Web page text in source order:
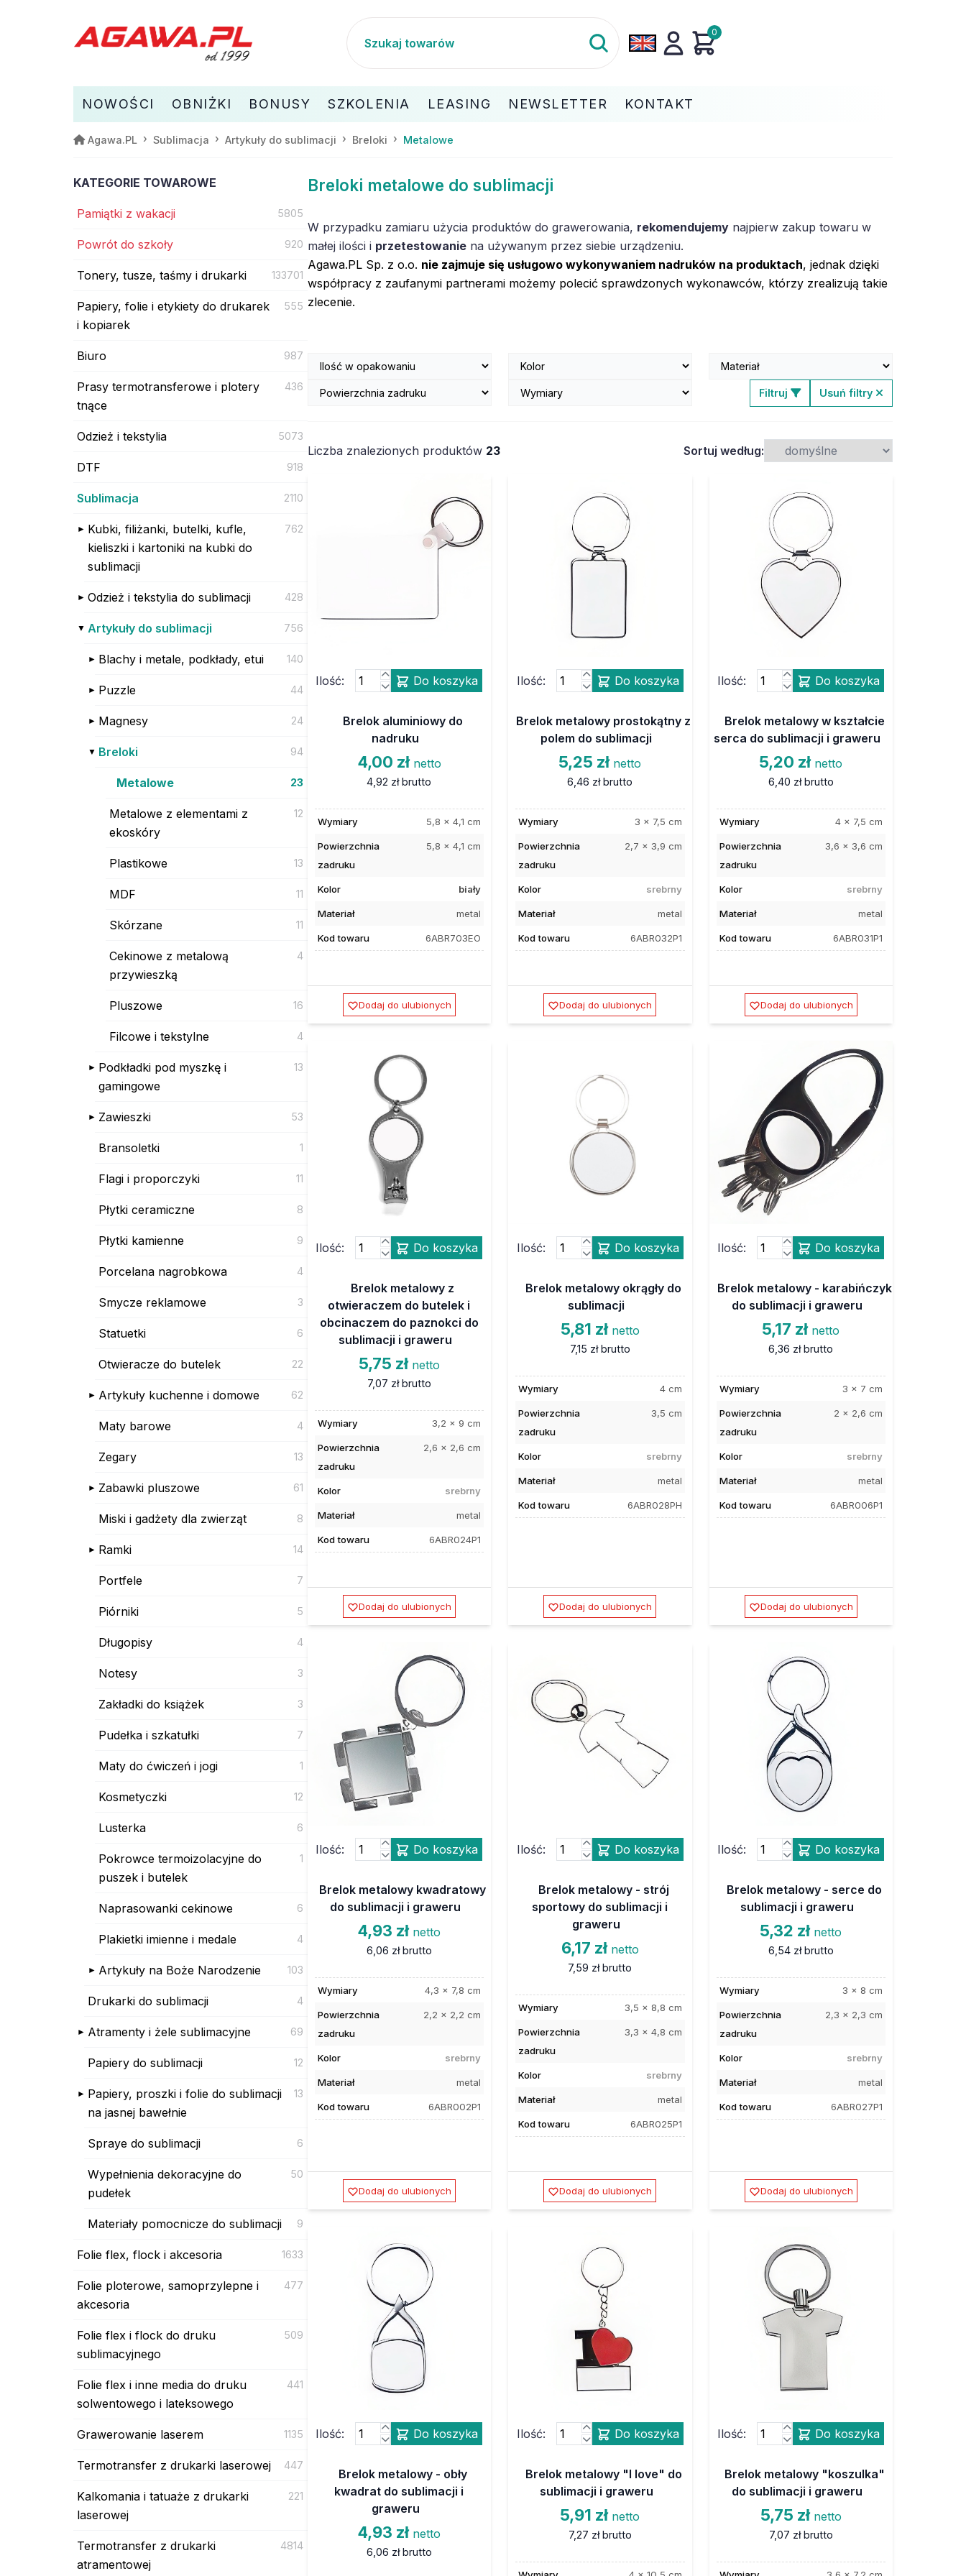
0
NOWOŚCI OBNIŻKI BONUSY SZKOLENIA LEASING NEWSLETTER KONTAKT
Agawa.PL Sublimacja Artykuły do sublimacji Breloki Metalowe
KATEGORIE TOWAROWE
Pamiątki z wakacji 5805
Powrót do szkoły 920
Tonery, tusze, taśmy i drukarki 133701
Papiery, folie i etykiety do drukarek
i kopiarek
555
Biuro 987
Prasy termotransferowe i plotery
tnące
436
Odzież i tekstylia 5073
DTF 918
Sublimacja 2110
Kubki, filiżanki, butelki, kufle,
kieliszki i kartoniki na kubki do
sublimacji
762
Odzież i tekstylia do sublimacji 428
Artykuły do sublimacji 756
Blachy i metale, podkłady, etui 140
Puzzle 44
Magnesy 24
Breloki 94
Metalowe 23
Metalowe z elementami z
ekoskóry
12
Plastikowe 13
MDF 11
Skórzane 11
Cekinowe z metalową
przywieszką
4
Pluszowe 16
Filcowe i tekstylne 4
Podkładki pod myszkę i
gamingowe
13
Zawieszki 53
Bransoletki 1
Flagi i proporczyki 11
Płytki ceramiczne 8
Płytki kamienne 9
Porcelana nagrobkowa 4
Smycze reklamowe 3
Statuetki 6
Otwieracze do butelek 22
Artykuły kuchenne i domowe 62
Maty barowe 4
Zegary 13
Zabawki pluszowe 61
Miski i gadżety dla zwierząt 8
Ramki 14
Portfele 7
Piórniki 5
Długopisy 4
Notesy 3
Zakładki do książek 3
Pudełka i szkatułki 7
Maty do ćwiczeń i jogi 1
Kosmetyczki 12
Lusterka 6
Pokrowce termoizolacyjne do
puszek i butelek
1
Naprasowanki cekinowe 6
Plakietki imienne i medale 4
Artykuły na Boże Narodzenie 103
Drukarki do sublimacji 4
Atramenty i żele sublimacyjne 69
Papiery do sublimacji 12
Papiery, proszki i folie do sublimacji
na jasnej bawełnie
13
Spraye do sublimacji 6
Wypełnienia dekoracyjne do
pudełek
50
Materiały pomocnicze do sublimacji 9
Folie flex, flock i akcesoria 1633
Folie ploterowe, samoprzylepne i
akcesoria
477
Folie flex i flock do druku
sublimacyjnego
509
Folie flex i inne media do druku
solwentowego i lateksowego
441
Grawerowanie laserem 1135
Termotransfer z drukarki laserowej 447
Kalkomania i tatuaże z drukarki
laserowej
221
Termotransfer z drukarki
atramentowej
4814
Breloki metalowe do sublimacji
W przypadku zamiaru użycia produktów do grawerowania, rekomendujemynajpierw zakup towaru w
małej ilości i przetestowaniena używanym przez siebie urządzeniu.
Agawa.PL Sp. z o.o. nie zajmuje się usługowo wykonywaniem nadruków na produktach, jednak dzięki
współpracy z zaufanymi partnerami możemy polecić sprawdzonych wykonawców, którzy zrealizują takie
zlecenie.
Filtruj Usuń filtry
Liczba znalezionych produktów 23 Sortuj według:
Ilość: Do koszyka
Brelok aluminiowy do
nadruku
4,00 zł netto
4,92 zł brutto
Wymiary 5,8 x 4,1 cm
Powierzchnia
zadruku
5,8 x 4,1 cm
Kolor biały
Materiał metal
Kod towaru 6ABR703EO
Dodaj do ulubionych
Ilość: Do koszyka
Brelok metalowy prostokątny z
polem do sublimacji
5,25 zł netto
6,46 zł brutto
Wymiary 3 x 7,5 cm
Powierzchnia
zadruku
2,7 x 3,9 cm
Kolor srebrny
Materiał metal
Kod towaru 6ABR032P1
Dodaj do ulubionych
Ilość: Do koszyka
Brelok metalowy w kształcie
serca do sublimacji i graweru
5,20 zł netto
6,40 zł brutto
Wymiary 4 x 7,5 cm
Powierzchnia
zadruku
3,6 x 3,6 cm
Kolor srebrny
Materiał metal
Kod towaru 6ABR031P1
Dodaj do ulubionych
Ilość: Do koszyka
Brelok metalowy z
otwieraczem do butelek i
obcinaczem do paznokci do
sublimacji i graweru
5,75 zł netto
7,07 zł brutto
Wymiary 3,2 x 9 cm
Powierzchnia
zadruku
2,6 x 2,6 cm
Kolor srebrny
Materiał metal
Kod towaru 6ABR024P1
Dodaj do ulubionych
Ilość: Do koszyka
Brelok metalowy okrągły do
sublimacji
5,81 zł netto
7,15 zł brutto
Wymiary 4 cm
Powierzchnia
zadruku
3,5 cm
Kolor srebrny
Materiał metal
Kod towaru 6ABR028PH
Dodaj do ulubionych
Ilość: Do koszyka
Brelok metalowy - karabińczyk
do sublimacji i graweru
5,17 zł netto
6,36 zł brutto
Wymiary 3 x 7 cm
Powierzchnia
zadruku
2 x 2,6 cm
Kolor srebrny
Materiał metal
Kod towaru 6ABR006P1
Dodaj do ulubionych
Ilość: Do koszyka
Brelok metalowy kwadratowy
do sublimacji i graweru
4,93 zł netto
6,06 zł brutto
Wymiary 4,3 x 7,8 cm
Powierzchnia
zadruku
2,2 x 2,2 cm
Kolor srebrny
Materiał metal
Kod towaru 6ABR002P1
Dodaj do ulubionych
Ilość: Do koszyka
Brelok metalowy - strój
sportowy do sublimacji i
graweru
6,17 zł netto
7,59 zł brutto
Wymiary 3,5 x 8,8 cm
Powierzchnia
zadruku
3,3 x 4,8 cm
Kolor srebrny
Materiał metal
Kod towaru 6ABR025P1
Dodaj do ulubionych
Ilość: Do koszyka
Brelok metalowy - serce do
sublimacji i graweru
5,32 zł netto
6,54 zł brutto
Wymiary 3 x 8 cm
Powierzchnia
zadruku
2,3 x 2,3 cm
Kolor srebrny
Materiał metal
Kod towaru 6ABR027P1
Dodaj do ulubionych
Ilość: Do koszyka
Brelok metalowy - obły
kwadrat do sublimacji i
graweru
4,93 zł netto
6,06 zł brutto
Ilość: Do koszyka
Brelok metalowy "I love" do
sublimacji i graweru
5,91 zł netto
7,27 zł brutto
Ilość: Do koszyka
Brelok metalowy "koszulka"
do sublimacji i graweru
5,75 zł netto
7,07 zł brutto